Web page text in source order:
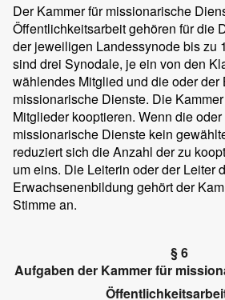
Der Kammer für missionarische
Öffentlichkeitsarbeit gehören für die
der jeweiligen Landessynode bis zu
sind drei Synodale, je ein von den
wählendes Mitglied und die oder der
missionarische Dienste. Die
Mitglieder kooptieren. Wenn die
missionarische Dienste kein
reduziert sich die Anzahl der zu
um eins. Die Leiterin oder der Leiter
Erwachsenenbildung gehört der
Stimme an.
§ 6
Aufgaben der Kammer für